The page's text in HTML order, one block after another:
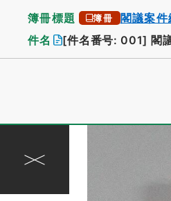
簿冊標題 簿冊 閣議案
件名 [件名番号: 001] 閣